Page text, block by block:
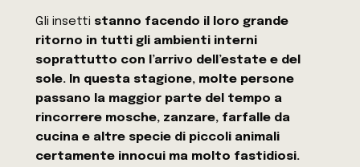
Gli insetti stanno facendo il loro grande
ritorno in tutti gli ambienti interni
soprattutto con l’arrivo dell’estate e del
sole. In questa stagione, molte persone
passano la maggior parte del tempo a
rincorrere mosche, zanzare, farfalle da
cucina e altre specie di piccoli animali
certamente innocui ma molto fastidiosi.